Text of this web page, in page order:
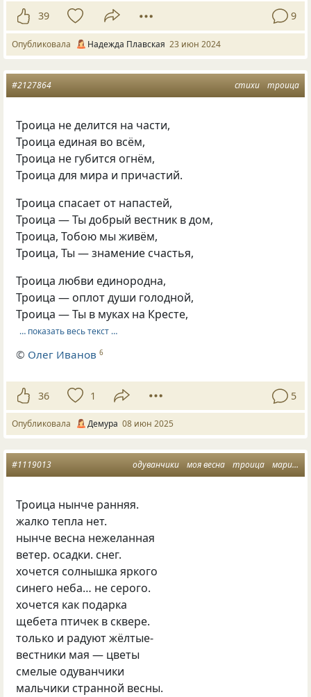
39 9
Опубликовала Надежда Плавская 23 июн 2024
стихи троица
#2127864
Троица не делится на части,
Троица единая во всём,
Троица не губится огнём,
Троица для мира и причастий.
Троица спасает от напастей,
Троица — Ты добрый вестник в дом,
Троица, Тобою мы живём,
Троица, Ты — знамение счастья,
Троица любви единородна,
Троица — оплот души голодной,
Троица — Ты в муках на Кресте,
… показать весь текст …
© Олег Иванов 6
36 1 5
Опубликовала Демура 08 июн 2025
одуванчики моя весна троица марина грация
#1119013
Троица нынче ранняя.
жалко тепла нет.
нынче весна нежеланная
ветер. осадки. снег.
хочется солнышка яркого
синего неба… не серого.
хочется как подарка
щебета птичек в сквере.
только и радуют жёлтые-
вестники мая — цветы
смелые одуванчики
мальчики странной весны.